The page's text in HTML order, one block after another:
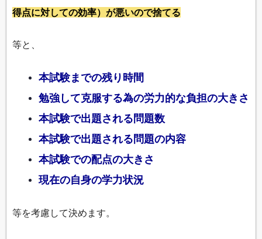
得点に対しての効率）が悪いので捨てる
等と、
本試験までの残り時間
勉強して克服する為の労力的な負担の大きさ
本試験で出題される問題数
本試験で出題される問題の内容
本試験での配点の大きさ
現在の自身の学力状況
等を考慮して決めます。